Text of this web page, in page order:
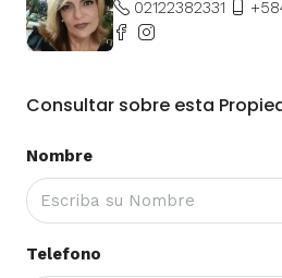
02122382331
Consultar sobre esta
Nombre
Telefono